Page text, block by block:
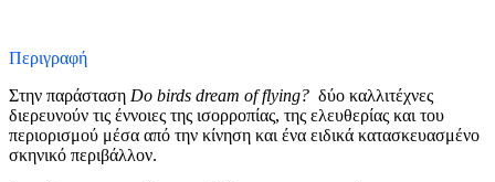
Περιγραφή
Στην παράσταση Do birds dream of flying? δύο καλλιτέχνες
διερευνούν τις έννοιες της ισορροπίας, της ελευθερίας και του
περιορισμού μέσα από την κίνηση και ένα ειδικά κατασκευασμένο
σκηνικό περιβάλλον.